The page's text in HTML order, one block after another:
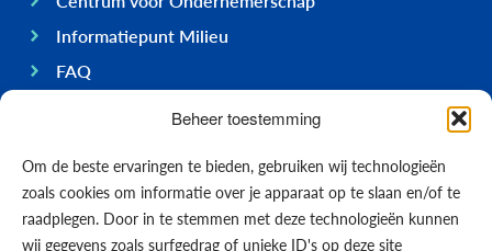
Beheer toestemming
Om de beste ervaringen te bieden, gebruiken wij technologieën
zoals cookies om informatie over je apparaat op te slaan en/of te
raadplegen. Door in te stemmen met deze technologieën kunnen
wij gegevens zoals surfgedrag of unieke ID's op deze site
Informatiepunt Milieu
FAQ
Ondernemen op Bonaire
Economie
Regering